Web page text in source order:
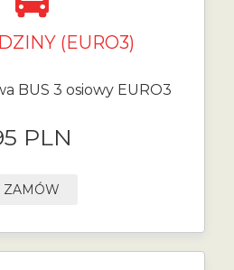
(EURO3)
BUS 3 osiowy EURO3
PLN
ZAMÓW